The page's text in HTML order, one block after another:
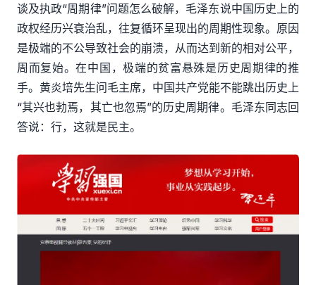
谈及执政“周期律”问题怎么破解，毛泽东说中国历史上的
政权经历兴衰治乱，往复循环呈现出的周期性现象。原因
是极端的不公导致社会的崩溃，从而达到新的相对公平，
周而复始。在中国，极端的贫富悬殊是历史周期律的推
手。黄炎培先生问毛主席，中国共产党能不能跳出历史上
“其兴也勃焉，其亡也忽焉”的历史周期律。毛泽东同志回
答说：行，这就是民主。